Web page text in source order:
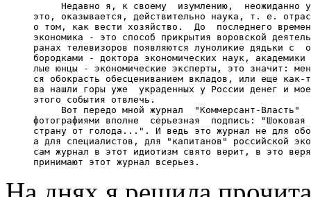
Недавно я, к своему  изумлению,  неожиданно
это, оказывается, действительно наука, т. е.
о том, как вести хозяйство.  До  последнего
экономика - это способ прикрытия воровской
ранах телевизоров появляются луноликие дядьки с
бородками - доктора экономических наук, академики
лые юнцы - экономические эксперты, это значит:
ся обокрасть обесцениванием вкладов, или еще как-
ва нашли горы уже  украденных у России денег и
     этого события отвлечь.
Вот передо мной журнал  "Коммерсант-Власть"
фотографиями вполне  серьезная  подпись: "Шоковая
страну от голода...". И ведь это журнал не для
а для специалистов, для "капитанов" российской
сам журнал в этот идиотизм свято верит, в это